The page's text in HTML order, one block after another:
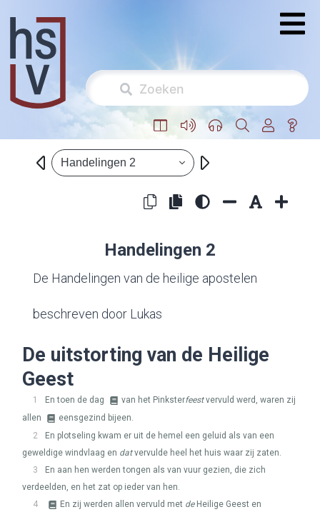
Handelingen 2
Handelingen 2
De Handelingen van de heilige apostelen
beschreven door Lukas
De uitstorting van de Heilige
Geest
1 En toen de dag van het Pinksterfeestvervuld werd, waren zij
allen
eensgezind bijeen.
2
En plotseling kwam er uit de hemel een geluid als van een
geweldige windvlaag en datvervulde heel het huis waar zij zaten.
3
En aan hen werden tongen als van vuur gezien, die zich
verdeelden, en het zat op ieder van hen.
4
En zij werden allen vervuld met deHeilige Geest en